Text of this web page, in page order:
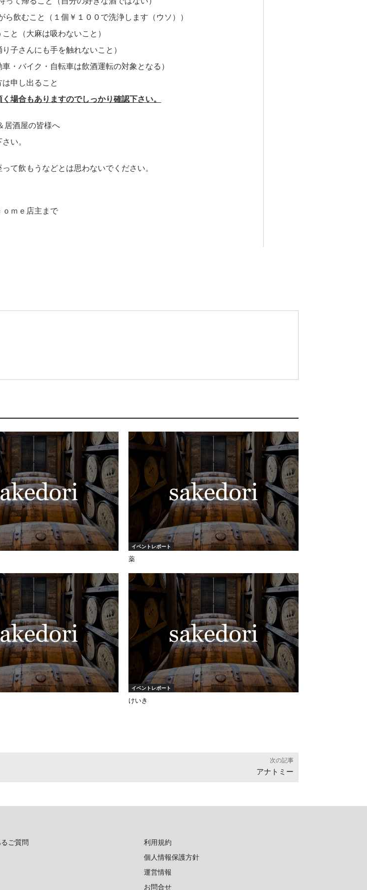
むこと（１個￥１００で洗浄します（ウソ））
（大麻は吸わないこと）
さんにも手を触れないこと）
バイク・自転車は飲酒運転の対象となる）
申し出ること
場合もありますのでしっかり確認下さい。
酒屋の皆様へ
い。
て飲もうなどとは思わないでください。
ｍｅ店主まで
イベントレポート
薬
イベントレポート
けいき
次の記事
アナトミー
ご質問
利用規約
個人情報保護方針
運営情報
お問合せ